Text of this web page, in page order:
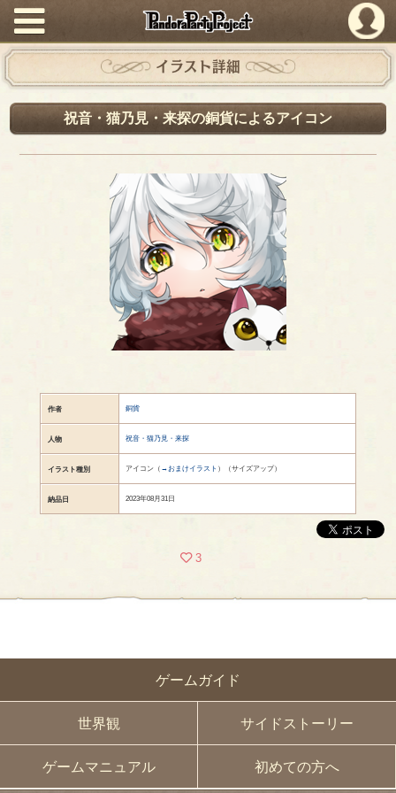
PandoraPartyProject
ゲームガイド
世界観 サイドストーリー
ゲームマニュアル 初めての方へ
イラスト詳細
祝音・猫乃見・来探の銅貨によるアイコン
作者 銅貨
人物 祝音・猫乃見・来探
イラスト種別 アイコン（ →おまけイラスト ）（サイズアップ）
納品日 2023年08月31日
3